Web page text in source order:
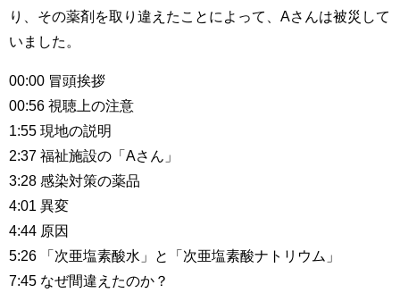
り、その薬剤を取り違えたことによって、Aさんは被災して
いました。
00:00 冒頭挨拶
00:56 視聴上の注意
1:55 現地の説明
2:37 福祉施設の「Aさん」
3:28 感染対策の薬品
4:01 異変
4:44 原因
5:26 「次亜塩素酸水」と「次亜塩素酸ナトリウム」
7:45 なぜ間違えたのか？